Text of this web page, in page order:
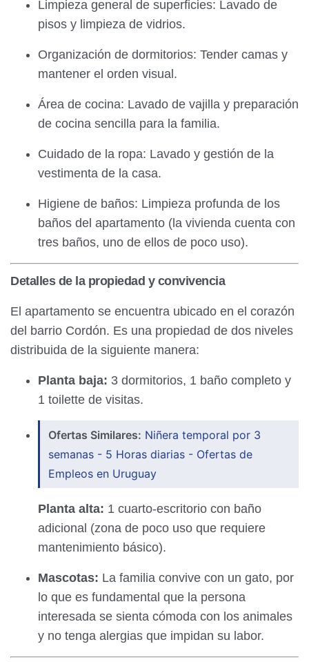
Limpieza general de superficies: Lavado de
pisos y limpieza de vidrios.
Organización de dormitorios: Tender camas y
mantener el orden visual.
Área de cocina: Lavado de vajilla y preparación
de cocina sencilla para la familia.
Cuidado de la ropa: Lavado y gestión de la
vestimenta de la casa.
Higiene de baños: Limpieza profunda de los
baños del apartamento (la vivienda cuenta con
tres baños, uno de ellos de poco uso).
Detalles de la propiedad y convivencia
El apartamento se encuentra ubicado en el corazón
del barrio Cordón. Es una propiedad de dos niveles
distribuida de la siguiente manera:
Planta baja: 3 dormitorios, 1 baño completo y
1 toilette de visitas.
Ofertas Similares: Niñera temporal por 3
semanas - 5 Horas diarias - Ofertas de
Empleos en Uruguay
Planta alta: 1 cuarto-escritorio con baño
adicional (zona de poco uso que requiere
mantenimiento básico).
Mascotas: La familia convive con un gato, por
lo que es fundamental que la persona
interesada se sienta cómoda con los animales
y no tenga alergias que impidan su labor.